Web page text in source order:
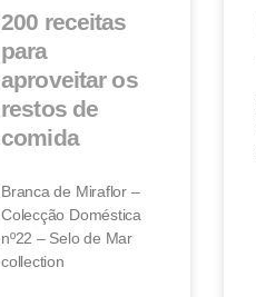
200 receitas
para
aproveitar os
restos de
comida
Branca de Miraflor –
Colecção Doméstica
nº22 – Selo de Mar
collection